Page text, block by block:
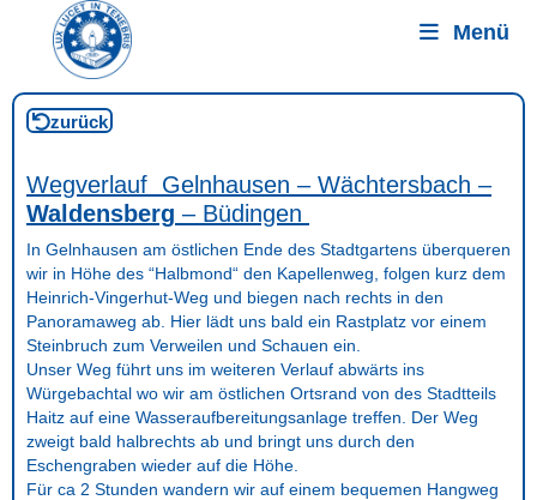
Menü
zurück
Wegverlauf Gelnhausen – Wächtersbach –
Waldensberg – Büdingen
In Gelnhausen am östlichen Ende des Stadtgartens überqueren
wir in Höhe des “Halbmond“ den Kapellenweg, folgen kurz dem
Heinrich-Vingerhut-Weg und biegen nach rechts in den
Panoramaweg ab. Hier lädt uns bald ein Rastplatz vor einem
Steinbruch zum Verweilen und Schauen ein.
Unser Weg führt uns im weiteren Verlauf abwärts ins
Würgebachtal wo wir am östlichen Ortsrand von des Stadtteils
Haitz auf eine Wasseraufbereitungsanlage treffen. Der Weg
zweigt bald halbrechts ab und bringt uns durch den
Eschengraben wieder auf die Höhe.
Für ca 2 Stunden wandern wir auf einem bequemen Hangweg